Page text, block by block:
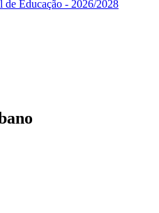
Educação - 2026/2028